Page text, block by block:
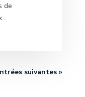
de
suivantes »